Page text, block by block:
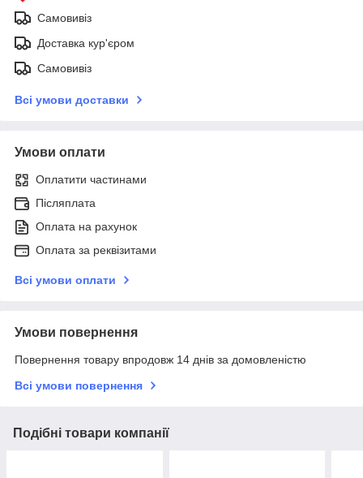
Самовивіз
Доставка кур'єром
Самовивіз
Всі умови доставки
Умови оплати
Оплатити частинами
Післяплата
Оплата на рахунок
Оплата за реквізитами
Всі умови оплати
Умови повернення
Повернення товару впродовж 14 днів за домовленістю
Всі умови повернення
Подібні товари компанії